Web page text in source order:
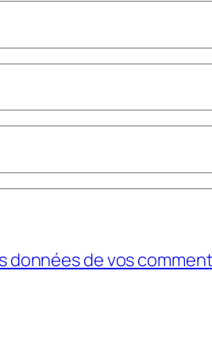
données de vos